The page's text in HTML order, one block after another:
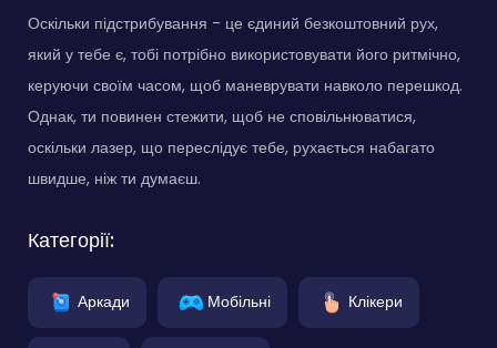
Оскільки підстрибування - це єдиний безкоштовний рух,
який у тебе є, тобі потрібно використовувати його ритмічно,
керуючи своїм часом, щоб маневрувати навколо перешкод.
Однак, ти повинен стежити, щоб не сповільнюватися,
оскільки лазер, що переслідує тебе, рухається набагато
швидше, ніж ти думаєш.
Категорії:
Аркади Мобільні Клікери